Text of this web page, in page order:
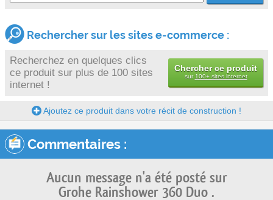
Rechercher sur les sites e-commerce :
Recherchez en quelques clics
ce produit sur plus de 100 sites
internet !
Chercher ce produit
sur 100+ sites internet
Ajoutez ce produit dans votre récit de construction !
Commentaires :
Aucun message n'a été posté sur
Grohe Rainshower 360 Duo .